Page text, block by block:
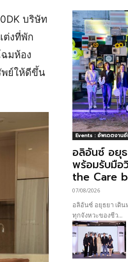
บริษัท
ต่งที่พัก
มห้อง
พย์ให้ดีขึ้น
Events : อัพเดตงาน
อลิอันซ์ อยุ
พร้อมรับมือ
the Care
07/08/2026
อลิอันซ์ อยุธยา เดิ
ทุกจังหวะของชีว...